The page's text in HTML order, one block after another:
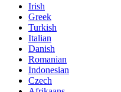
Irish
Greek
Turkish
Italian
Danish
Romanian
Indonesian
Czech